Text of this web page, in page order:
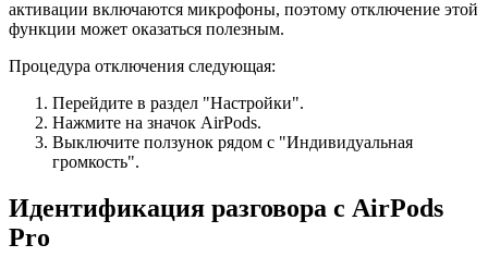
активации включаются микрофоны, поэтому отключение этой
функции может оказаться полезным.
Процедура отключения следующая:
Перейдите в раздел "Настройки".
Нажмите на значок AirPods.
Выключите ползунок рядом с "Индивидуальная
громкость".
Идентификация разговора с AirPods
Pro